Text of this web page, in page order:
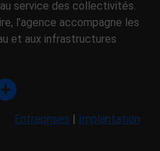
service des collectivités.
l’agence accompagne les
et aux infrastructures
Entreprises Implantation